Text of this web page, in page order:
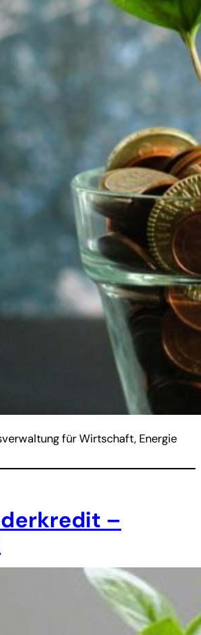
für Wirtschaft, Energie
–